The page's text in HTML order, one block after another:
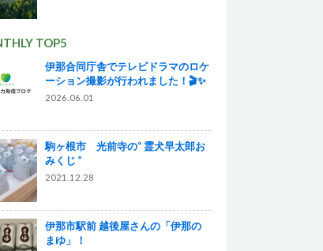
TOP5
伊那合同庁舎でテレビドラマのロケ
ーション撮影が行われました！🎬✨
2026.06.01
駒ヶ根市 光前寺の“ 霊犬早太郎お
みくじ ”
2021.12.28
伊那市駅前 越後屋さんの「伊那の
まゆ」！